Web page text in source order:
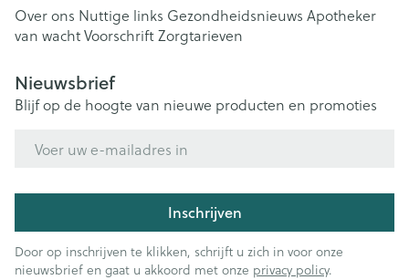
Over ons Nuttige links Gezondheidsnieuws Apotheker
van wachtVoorschriftZorgtarieven
Nieuwsbrief
Blijf op de hoogte van nieuwe producten en promoties
Inschrijven
Door op inschrijven te klikken, schrijft u zich in voor onze
nieuwsbrief en gaat u akkoord met onze privacy policy.